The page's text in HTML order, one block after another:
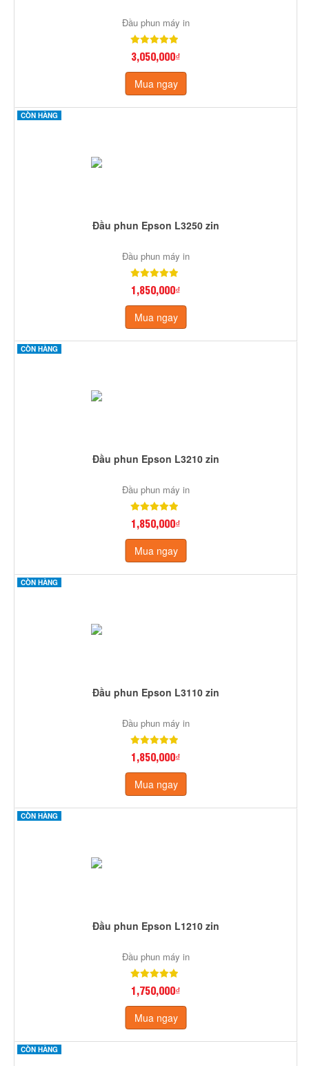
Đầu phun máy in
3,050,000₫
Mua ngay
CÒN HÀNG
Đầu phun Epson L3250 zin
Đầu phun máy in
1,850,000₫
Mua ngay
CÒN HÀNG
Đầu phun Epson L3210 zin
Đầu phun máy in
1,850,000₫
Mua ngay
CÒN HÀNG
Đầu phun Epson L3110 zin
Đầu phun máy in
1,850,000₫
Mua ngay
CÒN HÀNG
Đầu phun Epson L1210 zin
Đầu phun máy in
1,750,000₫
Mua ngay
CÒN HÀNG